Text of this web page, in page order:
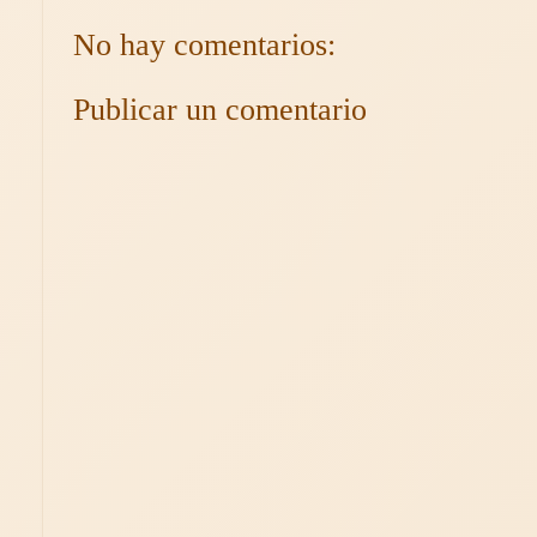
No hay comentarios:
Publicar un comentario